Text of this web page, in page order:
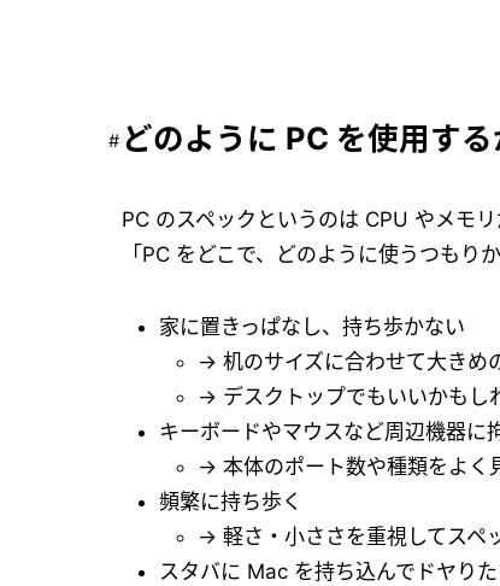
どのように PC を使用する
PC のスペックというのは CPU やメモ
「PC をどこで、どのように使うつもり
家に置きっぱなし、持ち歩かない
→ 机のサイズに合わせて大きめ
→ デスクトップでもいいかもし
キーボードやマウスなど周辺機器に
→ 本体のポート数や種類をよく
頻繁に持ち歩く
→ 軽さ・小ささを重視してスペ
スタバに Mac を持ち込んでドヤり